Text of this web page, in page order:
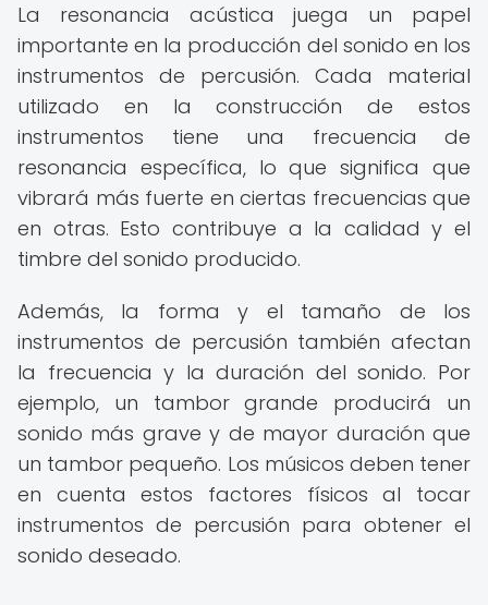
La resonancia acústica juega un papel
importante en la producción del sonido en los
instrumentos de percusión. Cada material
utilizado en la construcción de estos
instrumentos tiene una frecuencia de
resonancia específica, lo que significa que
vibrará más fuerte en ciertas frecuencias que
en otras. Esto contribuye a la calidad y el
timbre del sonido producido.
Además, la forma y el tamaño de los
instrumentos de percusión también afectan
la frecuencia y la duración del sonido. Por
ejemplo, un tambor grande producirá un
sonido más grave y de mayor duración que
un tambor pequeño. Los músicos deben tener
en cuenta estos factores físicos al tocar
instrumentos de percusión para obtener el
sonido deseado.